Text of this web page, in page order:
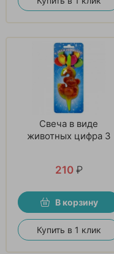
Свеча в виде
животных цифра 3
210 ₽
В корзину
Купить в 1 клик